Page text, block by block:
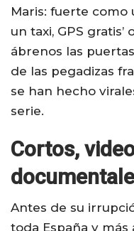
Maris: fuerte como
un taxi, GPS gratis’
ábrenos las
de las pegadizas
se han hecho
serie.
Cortos,
Antes de su
toda España y